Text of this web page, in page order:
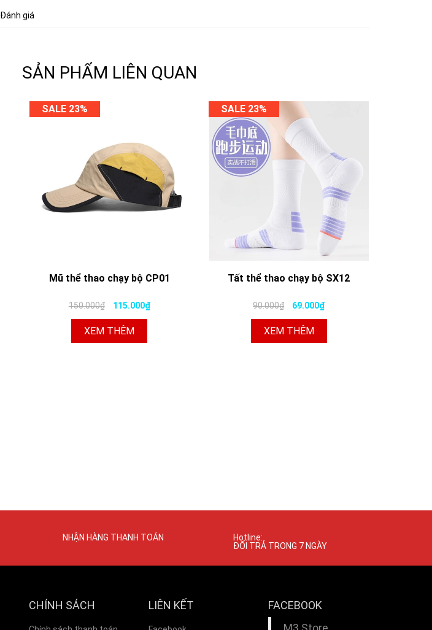
Đánh giá
SẢN PHẨM LIÊN QUAN
SALE 23%
Mũ thể thao chạy bộ CP01
150.000₫ 115.000₫
XEM THÊM
SALE 23%
Tất thể thao chạy bộ SX12
90.000₫ 69.000₫
XEM THÊM
NHẬN HÀNG THANH TOÁN
Hotline:
ĐỔI TRẢ TRONG 7 NGÀY
CHÍNH SÁCH LIÊN KẾT FACEBOOK